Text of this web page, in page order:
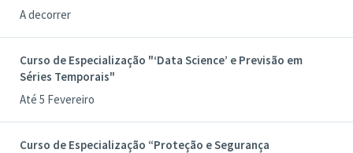
A decorrer
Curso de Especialização "‘Data Science’ e Previsão em
Séries Temporais"
Até 5 Fevereiro
Curso de Especialização “Proteção e Segurança